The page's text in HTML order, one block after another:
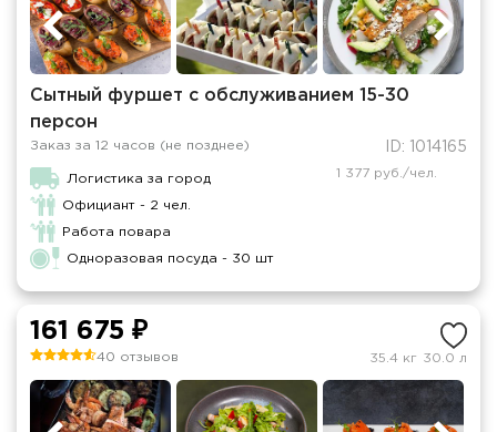
Сытный фуршет с обслуживанием 15-30
персон
Заказ за 12 часов (не позднее) ID: 1014165
Логистика за город
Официант - 2 чел.
Работа повара
Одноразовая посуда - 30 шт
1 377 руб./чел.
161 675 ₽
40 отзывов 35.4 кг 30.0 л